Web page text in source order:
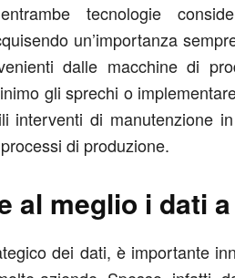
entrambe tecnologie
un’importanza
dalle macchine di
gli sprechi o
interventi di manutenzione
di produzione.
al meglio i dati
dei dati, è importante